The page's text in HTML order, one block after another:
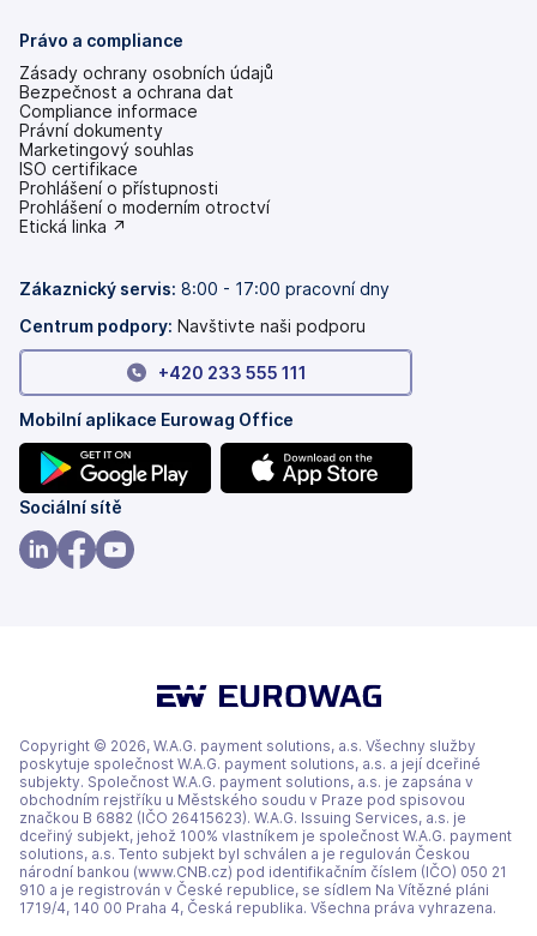
Právo a compliance
Zásady ochrany osobních údajů
Bezpečnost a ochrana dat
Compliance informace
Právní dokumenty
Marketingový souhlas
ISO certifikace
Prohlášení o přístupnosti
(se
v
Prohlášení o moderním otroctví
(se
záložkách)
Etická linka ↗
Zákaznický servis: 8:00 - 17:00 pracovní dny
Centrum podpory: Navštivte naši podporu
+420 233 555 111
Mobilní aplikace Eurowag Office
(se
v
nových
Sociální sítě
Copyright © 2026, W.A.G. payment solutions, a.s. Všechny služby
poskytuje společnost W.A.G. payment solutions, a.s. a její dceřiné
subjekty. Společnost W.A.G. payment solutions, a.s. je zapsána v
obchodním rejstříku u Městského soudu v Praze pod spisovou
značkou B 6882 (IČO 26415623). W.A.G. Issuing Services, a.s. je
dceřiný subjekt, jehož 100% vlastníkem je společnost W.A.G. payment
solutions, a.s. Tento subjekt byl schválen a je regulován Českou
národní bankou (www.CNB.cz) pod identifikačním číslem (IČO) 050 21
910 a je registrován v České republice, se sídlem Na Vítězné pláni
1719/4, 140 00 Praha 4, Česká republika. Všechna práva vyhrazena.